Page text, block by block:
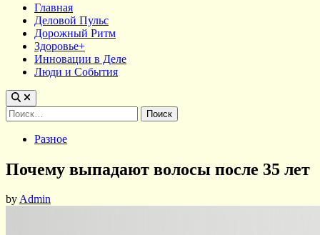
Главная
Деловой Пульс
Дорожный Ритм
Здоровье+
Инновации в Деле
Люди и События
Найти:
PostedРазное
Почему выпадают волосы после 35 лет
byAdmin